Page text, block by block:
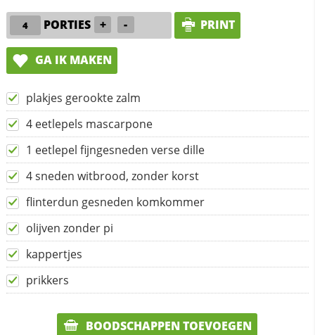
PORTIES + - PRINT
GA IK MAKEN
plakjes gerookte zalm
4 eetlepels mascarpone
1 eetlepel fijngesneden verse dille
4 sneden witbrood, zonder korst
flinterdun gesneden komkommer
olijven zonder pi
kappertjes
prikkers
BOODSCHAPPEN TOEVOEGEN